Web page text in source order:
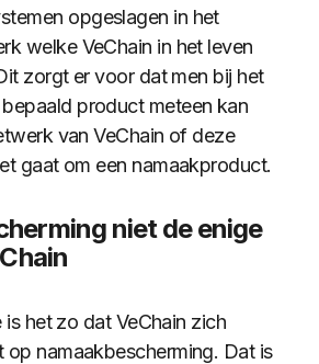
opgeslagen in het
welke VeChain in het leven
zorgt er voor dat men bij het
product meteen kan
van VeChain of deze
gaat om een namaakproduct.
niet de enige
is het zo dat VeChain zich
op namaakbescherming. Dat is